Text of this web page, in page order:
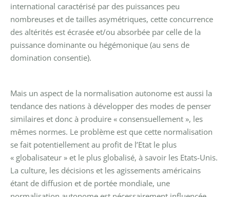
international caractérisé par des puissances peu
nombreuses et de tailles asymétriques, cette concurrence
des altérités est écrasée et/ou absorbée par celle de la
puissance dominante ou hégémonique (au sens de
domination consentie).
Mais un aspect de la normalisation autonome est aussi la
tendance des nations à développer des modes de penser
similaires et donc à produire « consensuellement », les
mêmes normes. Le problème est que cette normalisation
se fait potentiellement au profit de l’Etat le plus
« globalisateur » et le plus globalisé, à savoir les Etats-Unis.
La culture, les décisions et les agissements américains
étant de diffusion et de portée mondiale, une